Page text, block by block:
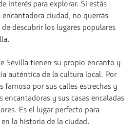
interés para explorar. Si estás
ciudad, no querrás
descubrir los lugares populares
Sevilla tienen su propio encanto y
auténtica de la cultura local. Por
famoso por sus calles estrechas y
encantadoras y sus casas encaladas
Es el lugar perfecto para
la historia de la ciudad.